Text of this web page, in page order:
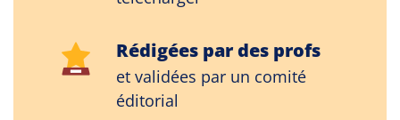
Rédigées par des profs
et validées par un comité
éditorial